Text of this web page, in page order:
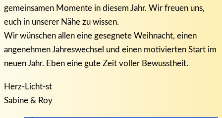
gemeinsamen Momente in diesem Jahr. Wir freuen uns,
euch in unserer Nähe zu wissen.
Wir wünschen allen eine gesegnete Weihnacht, einen
angenehmen Jahreswechsel und einen motivierten Start im
neuen Jahr. Eben eine gute Zeit voller Bewusstheit.
Herz-Licht-st
Sabine & Roy